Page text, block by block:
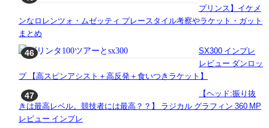
プリンス】イケメ
ンなロレンツォ・ムゼッティ プレースタイル考察やラケット・ガット
まとめ
SX300 インプレ
レビュー ダンロッ
プ 【高スピンアシスト＋高反発＋食いつきラケット】
【ヘッド:振り抜
きは最高レベル。競技者には最高？？】 ラジカル グラフィン 360 MP
レビュー インプレ